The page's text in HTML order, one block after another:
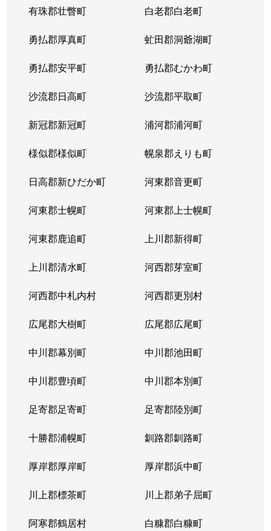
有珠郡壮瞥町 白老郡白老町
勇払郡厚真町 虻田郡洞爺湖町
勇払郡安平町 勇払郡むかわ町
沙流郡日高町 沙流郡平取町
新冠郡新冠町 浦河郡浦河町
様似郡様似町 幌泉郡えりも町
日高郡新ひだか町 河東郡音更町
河東郡士幌町 河東郡上士幌町
河東郡鹿追町 上川郡新得町
上川郡清水町 河西郡芽室町
河西郡中札内村 河西郡更別村
広尾郡大樹町 広尾郡広尾町
中川郡幕別町 中川郡池田町
中川郡豊頃町 中川郡本別町
足寄郡足寄町 足寄郡陸別町
十勝郡浦幌町 釧路郡釧路町
厚岸郡厚岸町 厚岸郡浜中町
川上郡標茶町 川上郡弟子屈町
阿寒郡鶴居村 白糠郡白糠町